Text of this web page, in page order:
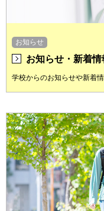
お知らせ
お知らせ・新着情
学校からのお知らせや新着